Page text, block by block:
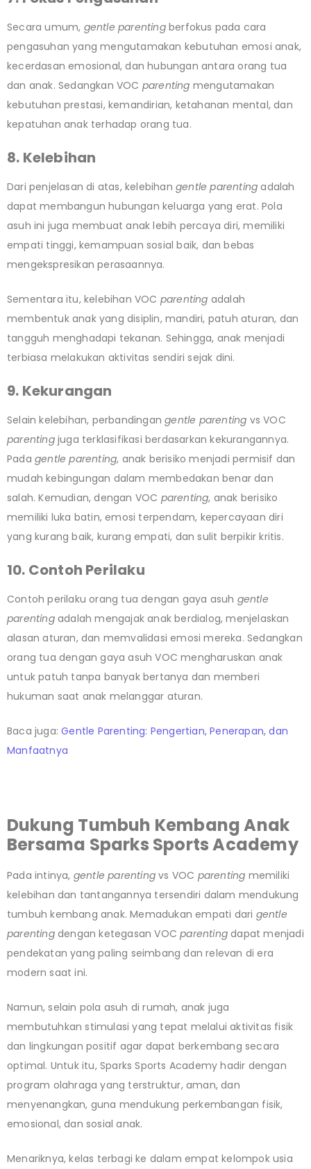
Secara umum, gentle parentingberfokus pada cara
pengasuhan yang mengutamakan kebutuhan emosi anak,
kecerdasan emosional, dan hubungan antara orang tua
dan anak. Sedangkan VOC parenting mengutamakan
kebutuhan prestasi, kemandirian, ketahanan mental, dan
kepatuhan anak terhadap orang tua.
8. Kelebihan
Dari penjelasan di atas, kelebihan gentle parenting adalah
dapat membangun hubungan keluarga yang erat. Pola
asuh ini juga membuat anak lebih percaya diri, memiliki
empati tinggi, kemampuan sosial baik, dan bebas
mengekspresikan perasaannya.
Sementara itu, kelebihan VOC parenting adalah
membentuk anak yang disiplin, mandiri, patuh aturan, dan
tangguh menghadapi tekanan. Sehingga, anak menjadi
terbiasa melakukan aktivitas sendiri sejak dini.
9. Kekurangan
Selain kelebihan, perbandingangentle parenting vs VOC
parentingjuga terklasifikasi berdasarkan kekurangannya.
Pada gentle parenting, anak berisiko menjadi permisif dan
mudah kebingungan dalam membedakan benar dan
salah. Kemudian, dengan VOC parenting, anak berisiko
memiliki luka batin, emosi terpendam, kepercayaan diri
yang kurang baik, kurang empati, dan sulit berpikir kritis.
10. Contoh Perilaku
Contoh perilaku orang tua dengan gaya asuh gentle
parentingadalah mengajak anak berdialog, menjelaskan
alasan aturan, dan memvalidasi emosi mereka. Sedangkan
orang tua dengan gaya asuh VOC mengharuskan anak
untuk patuh tanpa banyak bertanya dan memberi
hukuman saat anak melanggar aturan.
Baca juga:Gentle Parenting: Pengertian, Penerapan, dan
Manfaatnya
Dukung Tumbuh Kembang Anak
Bersama Sparks Sports Academy
Pada intinya, gentle parentingvs VOC parenting memiliki
kelebihan dan tantangannya tersendiri dalam mendukung
tumbuh kembang anak. Memadukan empati dari gentle
parenting dengan ketegasan VOCparenting dapat menjadi
pendekatan yang paling seimbang dan relevan di era
modern saat ini.
Namun, selain pola asuh di rumah, anak juga
membutuhkan stimulasi yang tepat melalui aktivitas fisik
dan lingkungan positif agar dapat berkembang secara
optimal. Untuk itu, Sparks Sports Academy hadir dengan
program olahraga yang terstruktur, aman, dan
menyenangkan, guna mendukung perkembangan fisik,
emosional, dan sosial anak.
Menariknya, kelas terbagi ke dalam empat kelompok usia